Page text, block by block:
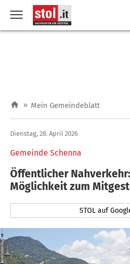
» Mein Gemeindeblatt
Gemeinde Schenna
Dienstag, 28. April 2026
Öffentlicher
Möglichkeit zum
STOL auf